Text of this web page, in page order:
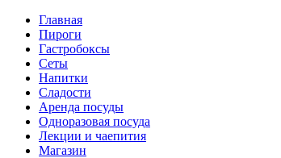
Главная
Пироги
Гастробоксы
Сеты
Напитки
Сладости
Аренда посуды
Одноразовая посуда
Лекции и чаепития
Магазин